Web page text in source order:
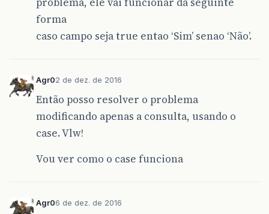
forma
caso campo seja true entao ‘Sim’ senao ‘Não’.
Agr02 de dez. de 2016
Então posso resolver o problema
modificando apenas a consulta, usando o
case. Vlw!
Vou ver como o case funciona
Agr06 de dez. de 2016